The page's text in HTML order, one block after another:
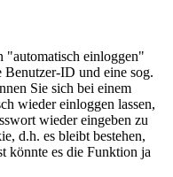
"automatisch einloggen"
ID und eine sog.
Sie sich bei einem
wieder einloggen lassen,
wieder eingeben zu
d.h. es bleibt bestehen,
könnte es die Funktion ja